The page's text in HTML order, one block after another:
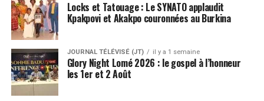
Locks et Tatouage : Le SYNATO applaudit
Kpakpovi et Akakpo couronnées au Burkina
JOURNAL TÉLÉVISÉ (JT) il y a 1 semaine
Glory Night Lomé 2026 : le gospel à l’honneur
les 1er et 2 Août